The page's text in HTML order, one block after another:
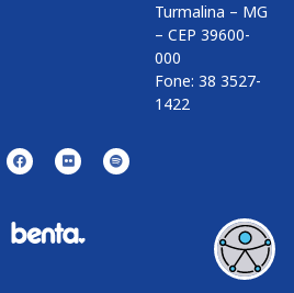
Turmalina – MG
– CEP 39600-
000
Fone: 38 3527-
1422